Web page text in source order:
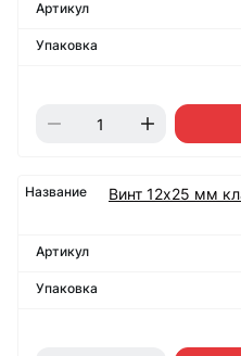
Винт 12х25 мм